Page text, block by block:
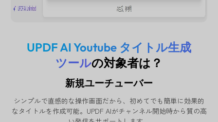
UPDF AI Youtube タイトル生成
ツールの対象者は？
新規ユーチューバー
シンプルで直感的な操作画面だから、初めてでも簡単に効果的
なタイトルを作成可能。UPDF AIがチャンネル開始時から質の高